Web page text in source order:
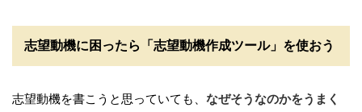
志望動機に困ったら「志望動機作成ツール」を使おう
志望動機を書こうと思っていても、 なぜそうなのかをうまく